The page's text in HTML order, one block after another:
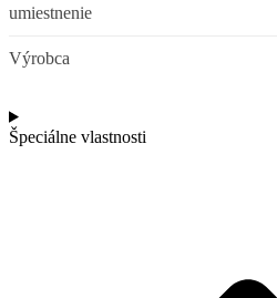
umiestnenie
Výrobca
Špeciálne vlastnosti